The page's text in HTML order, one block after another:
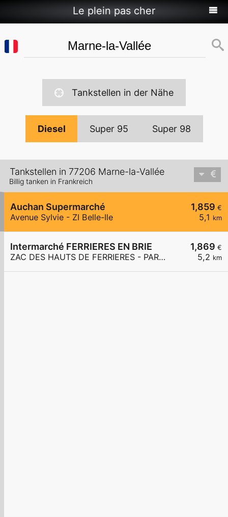
Le plein pas cher
Tankstellen in der Nähe
Diesel Super 95 Super 98
Tankstellen in 77206 Marne-la-Vallée
Billig tanken in Frankreich
1,859 €
5,1 km
Auchan Supermarché
Avenue Sylvie - ZI Belle-Ile
1,869 €
5,2 km
Intermarché FERRIERES EN BRIE
ZAC DES HAUTS DE FERRIERES - PARC DES MERLETTES